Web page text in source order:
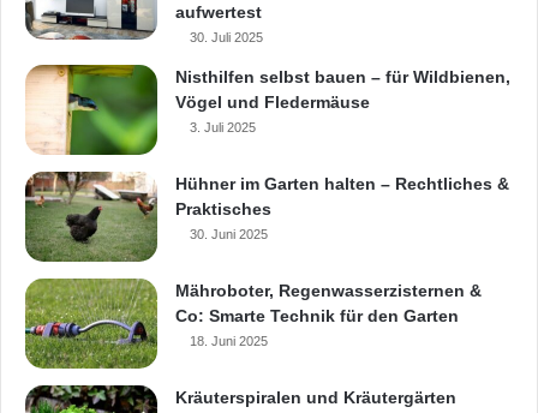
aufwertest
30. Juli 2025
Nisthilfen selbst bauen – für Wildbienen,
Vögel und Fledermäuse
3. Juli 2025
Hühner im Garten halten – Rechtliches &
Praktisches
30. Juni 2025
Mähroboter, Regenwasserzisternen &
Co: Smarte Technik für den Garten
18. Juni 2025
Kräuterspiralen und Kräutergärten